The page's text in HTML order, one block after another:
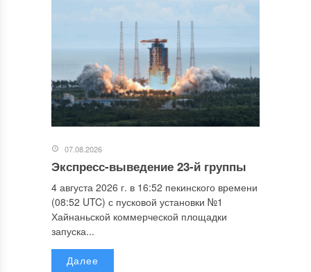
07.08.2026
Экспресс-выведение 23-й группы
4 августа 2026 г. в 16:52 пекинского времени
(08:52 UTC) с пусковой установки №1
Хайнаньской коммерческой площадки
запуска...
Далее